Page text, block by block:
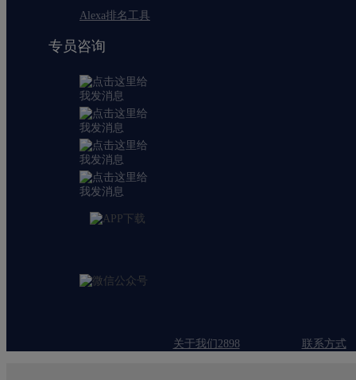
Alexa排名工具
专员咨询
关于我们2898 联系方式